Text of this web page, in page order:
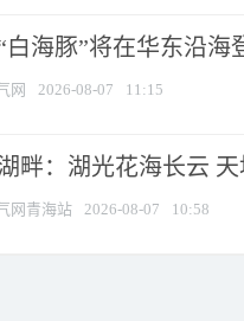
白海豚”将在华东沿
网 2026-08-07 11:15
畔：湖光花海长云
网青海站 2026-08-07 10:58